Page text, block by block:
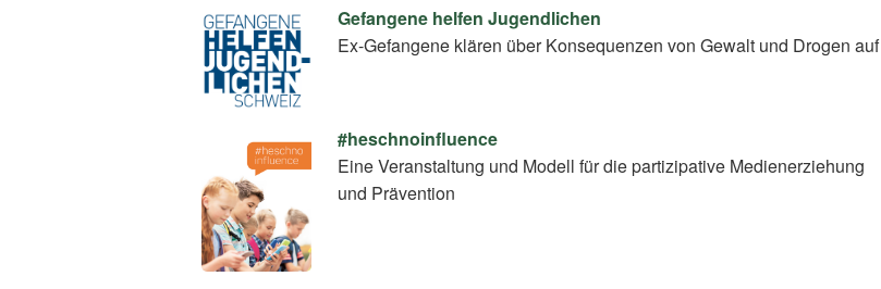
Gefangene helfen Jugendlichen
Ex-Gefangene klären über Konsequenzen von Gewalt und Drogen auf
#heschnoinfluence
Eine Veranstaltung und Modell für die partizipative Medienerziehung
und Prävention